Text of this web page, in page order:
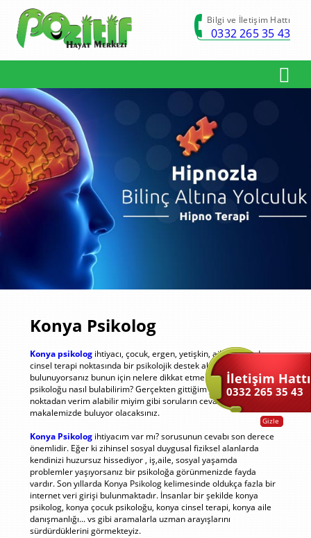
Bilgi ve İletişim Hattı
0332 265 35 43
Konya Psikolog
Konya psikologihtiyacı, çocuk, ergen, yetişkin, aile, çift ya da
cinsel terapi noktasında bir psikolojik destek almak ihtiyacı içinde
bulunuyorsanız bunun için nelere dikkat etmek gerekiyor? Doğru
psikoloğu nasıl bulabilirim? Gerçekten gittiğim yerden bu
noktadan verim alabilir miyim gibi soruların cevabını bu
makalemizde buluyor olacaksınız.
Konya Psikologihtiyacım var mı? sorusunun cevabı son derece
önemlidir. Eğer ki zihinsel sosyal duygusal fiziksel alanlarda
kendinizi huzursuz hissediyor , iş,aile, sosyal yaşamda
problemler yaşıyorsanız bir psikoloğa görünmenizde fayda
vardır. Son yıllarda Konya Psikolog kelimesinde oldukça fazla bir
internet veri girişi bulunmaktadır. İnsanlar bir şekilde konya
psikolog, konya çocuk psikoloğu, konya cinsel terapi, konya aile
danışmanlığı... vs gibi aramalarla uzman arayışlarını
sürdürdüklerini görmekteyiz.
İletişim Hattı
0332 265 35 43
Gizle